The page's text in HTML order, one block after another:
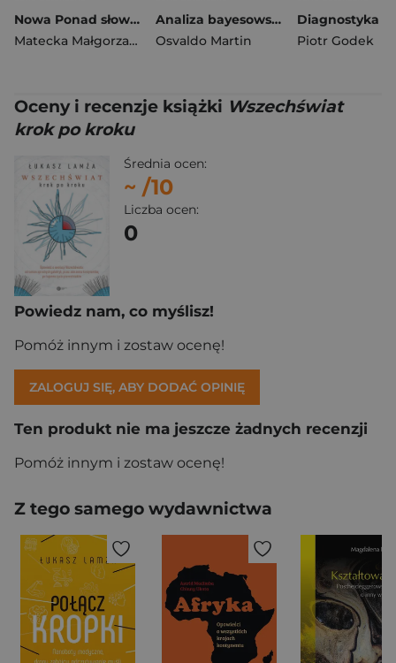
Nowa Ponad słowami Język polski podręcznik 3 część 2 liceum i technikum zakres podstawowy i rozszerzony EDYCJA 2026
Matecka Małgorzata
Równy Anna
Analiza bayesowska w Pythonie. Praktyczny przewodnik po modelowaniu probabilistycznym wyd. 3
Osvaldo Martin
Piotr Godek
Oceny i recenzje książki Wszechświat
krok po kroku
Średnia ocen:
~ /10
Liczba ocen:
0
Powiedz nam, co myślisz!
Pomóż innym i zostaw ocenę!
ZALOGUJ SIĘ, ABY DODAĆ OPINIĘ
Ten produkt nie ma jeszcze żadnych recenzji
Pomóż innym i zostaw ocenę!
Z tego samego wydawnictwa